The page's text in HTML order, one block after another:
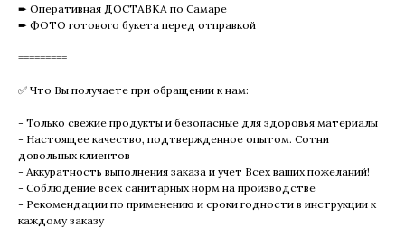
➨ Оперативная ДОСТАВКА по Самаре
➨ ФОТО готового букета перед отправкой
=========
✅ Что Вы получаете при обращении к нам:
- Только свежие продукты и безопасные для здоровья материалы
- Настоящее качество, подтвержденное опытом. Сотни
довольных клиентов
- Аккуратность выполнения заказа и учет Всех ваших пожеланий!
- Соблюдение всех санитарных норм на производстве
- Рекомендации по применению и сроки годности в инструкции к
каждому заказу